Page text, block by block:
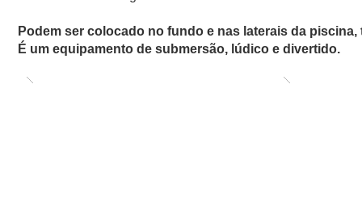
Podem ser colocado no fundo e nas laterais da
É um equipamento de submersão, lúdico e divertido.